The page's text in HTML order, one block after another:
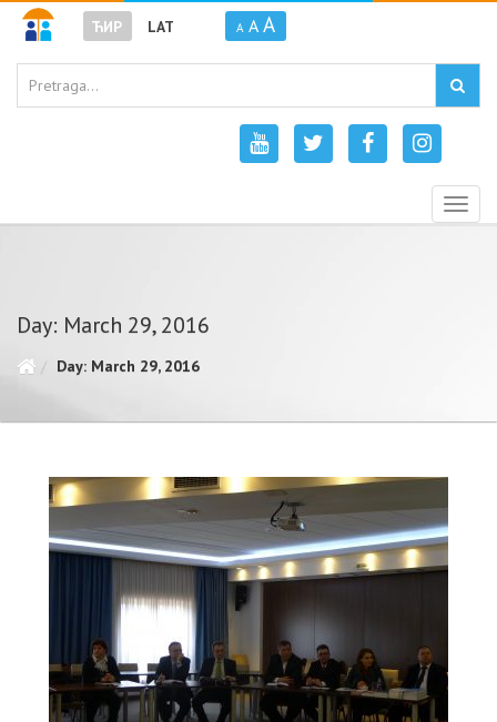
ЋИР LAT A A A
Day: March 29, 2016
Day: March 29, 2016